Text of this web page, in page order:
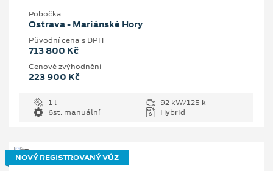
Pobočka
Ostrava - Mariánské Hory
Původní cena s DPH
713 800 Kč
Cenové zvýhodnění
223 900 Kč
1 l
92 kW/125 k
6st. manuální
Hybrid
NOVÝ REGISTROVANÝ VŮZ